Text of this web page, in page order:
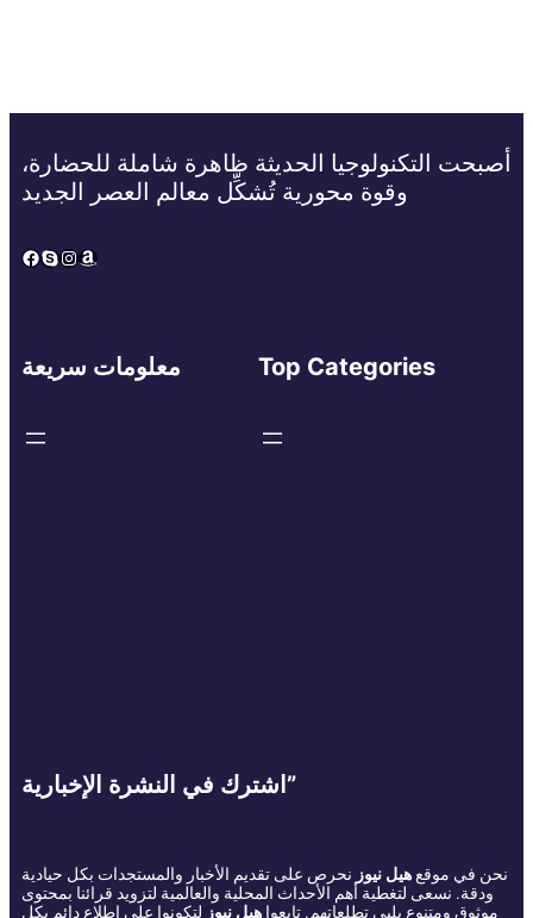
أصبحت التكنولوجيا الحديثة ظاهرة شاملة للحضارة،
وقوة محورية تُشكِّل معالم العصر الجديد
Facebook
Skype
Instagram
Amazon
معلومات سريعة Top Categories
اشترك في النشرة الإخبارية”
نحن في موقعهيل نيوز نحرص على تقديم الأخبار والمستجدات بكل حيادية
ودقة. نسعى لتغطية أهم الأحداث المحلية والعالمية لتزويد قرائنا بمحتوى
موثوق ومتنوع يلبي تطلعاتهم. تابعوا هيل نيوز لتكونوا على اطلاع دائم بكل